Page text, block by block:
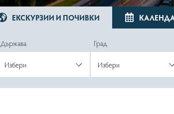
ЕКСКУРЗИИ И ПОЧИВКИ
Държава Град